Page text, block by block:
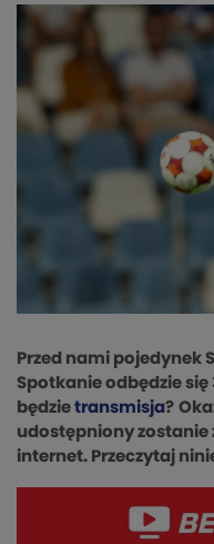
Przed nami pojedynek
Spotkanie odbędzie się
będzie transmisja?
udostępniony zostanie
internet. Przeczytaj